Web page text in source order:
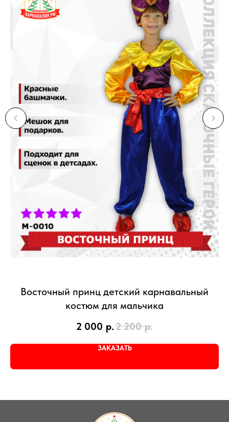
Восточный принц детский карнавальный
костюм для мальчика
2 000 р.2 200 р.
ЗАКАЗАТЬ